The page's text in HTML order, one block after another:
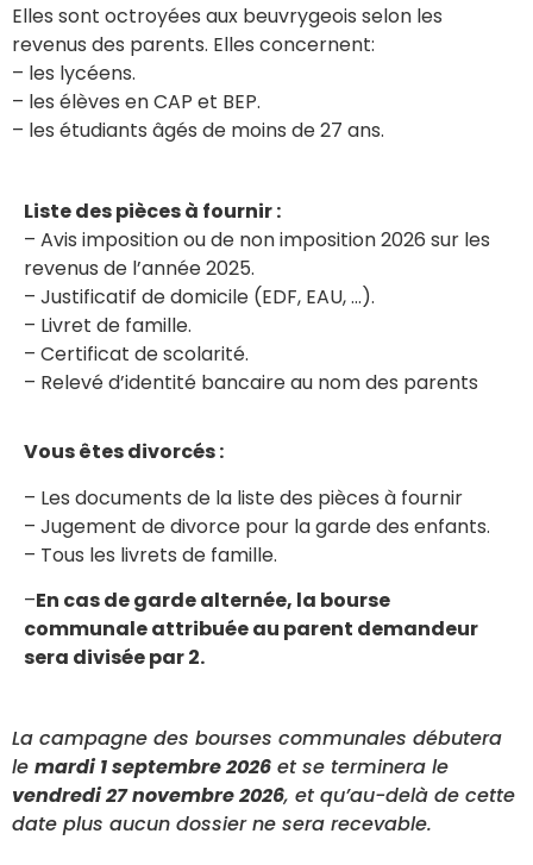
Elles sont octroyées aux beuvrygeois selon les
revenus des parents. Elles concernent:
– les lycéens.
– les élèves en CAP et BEP.
– les étudiants âgés de moins de 27 ans.
Liste des pièces à fournir :
– Avis imposition ou de non imposition 2026 sur les
revenus de l’année 2025.
– Justificatif de domicile (EDF, EAU, …).
– Livret de famille.
– Certificat de scolarité.
– Relevé d’identité bancaire au nom des parents
Vous êtes divorcés :
– Les documents de la liste des pièces à fournir
– Jugement de divorce pour la garde des enfants.
– Tous les livrets de famille.
–En cas de garde alternée, la bourse
communale attribuée au parent demandeur
sera divisée par 2.
La campagne des bourses communales débutera
le mardi 1 septembre 2026 et se terminera le
vendredi 27 novembre 2026, et qu’au-delà de cette
date plus aucun dossier ne sera recevable.